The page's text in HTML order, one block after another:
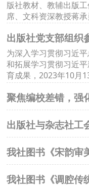
版社教材、教辅出版
席、文科资深教授蒋
体领导班子出席座谈
为深入学习贯彻习近
和拓展学习贯彻习近
育成果，2023年10月
部组织全体党员和入
行——‘八八战略’实施